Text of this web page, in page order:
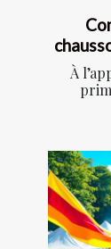
À